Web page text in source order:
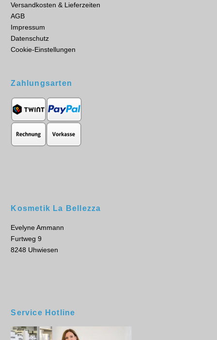
Versandkosten & Lieferzeiten
AGB
Impressum
Datenschutz
Cookie-Einstellungen
Zahlungsarten
Kosmetik La Bellezza
Evelyne Ammann
Furtweg 9
8248 Uhwiesen
Service Hotline